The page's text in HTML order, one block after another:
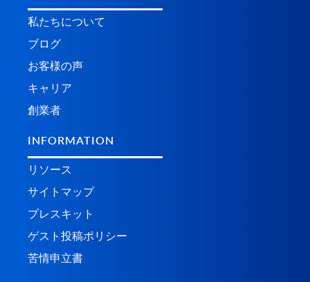
私たちについて
ブログ
お客様の声
キャリア
創業者
INFORMATION
リソース
サイトマップ
プレスキット
ゲスト投稿ポリシー
苦情申立書